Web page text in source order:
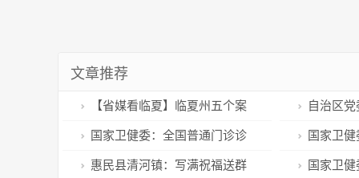
文章推荐
【省媒看临夏】临夏州五个案
例入选甘肃省市域社会治理创新
实践百强案例
自治区
年民生实事
国家卫健委：全国普通门诊诊
疗总人次基本恢复到疫情前水
国家卫
疗量12月
惠民县清河镇：写满祝福送群 国家卫